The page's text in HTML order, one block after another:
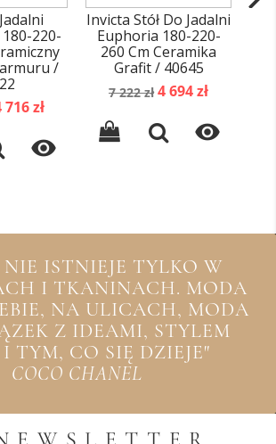
180-220-
/
716 zł

Invicta Stół Do Jadalni
Euphoria 180-220-
260 Cm Ceramika
Grafit / 40645
Cena
7 222 zł Cena
4 694 zł

ISTNIEJE TYLKO W
I TKANINACH. MODA
NA ULICACH, MODA
Z IDEAMI, STYLEM
TYM, CO SIĘ DZIEJE"
COCO CHANEL